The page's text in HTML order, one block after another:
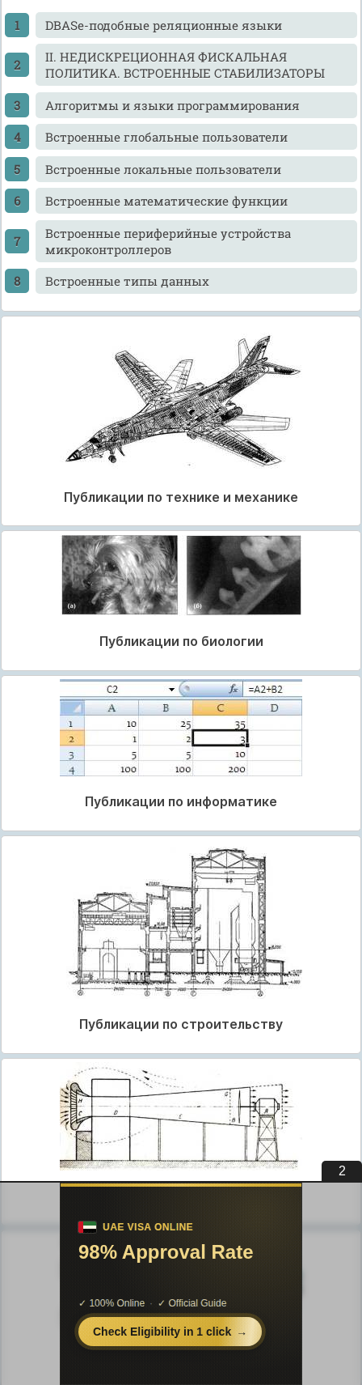
DBASe-подобные реляционные языки
II. НЕДИСКРЕЦИОННАЯ ФИСКАЛЬНАЯ
ПОЛИТИКА. ВСТРОЕННЫЕ СТАБИЛИЗАТОРЫ
Алгоритмы и языки программирования
Встроенные глобальные пользователи
Встроенные локальные пользователи
Встроенные математические функции
Встроенные периферийные устройства
микроконтроллеров
Встроенные типы данных
Публикации по технике и механике
Публикации по биологии
Публикации по информатике
Публикации по строительству
1